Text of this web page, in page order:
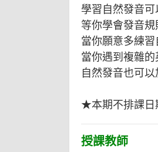
學習自然發音
等你學會發音
當你願意多練
當你遇到複雜
自然發音也可
★本期不排課日
授課教師